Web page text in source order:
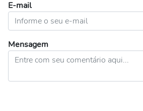
E-mail
Mensagem